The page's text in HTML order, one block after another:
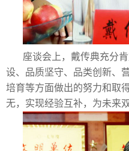
座谈会上，戴传典充分
设、品质坚守、品类创新、
培育等方面做出的努力和取
无，实现经验互补，为未来